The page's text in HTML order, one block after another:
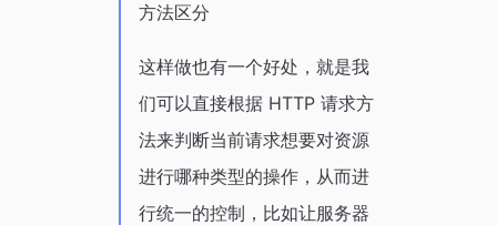
方法区分
这样做也有一个好处，就是我
们可以直接根据 HTTP 请求方
法来判断当前请求想要对资源
进行哪种类型的操作，从而进
行统一的控制，比如让服务器